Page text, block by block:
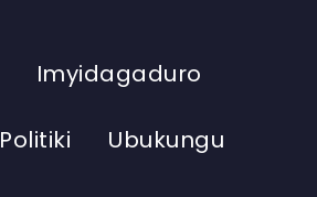
Imyidagaduro
Politiki Ubukungu